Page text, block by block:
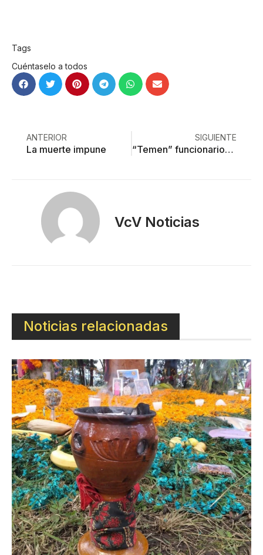
Tags
Cuéntaselo a todos
ANTERIOR
La muerte impune
SIGUIENTE
“Temen” funcionarios públicos a redes sociales
VcV Noticias
Noticias relacionadas